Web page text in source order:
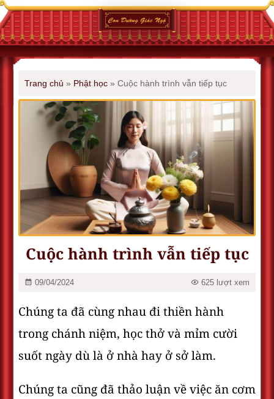
Trang chủ » Phật học » Cuộc hành trình vẫn tiếp tục
Cuộc hành trình vẫn tiếp tục
09/04/2024 625 lượt xem
Chúng ta đã cùng nhau đi thiền hành
trong chánh niệm, học thở và mỉm cười
suốt ngày dù là ở nhà hay ở sở làm.
Chúng ta cũng đã thảo luận về việc ăn cơm